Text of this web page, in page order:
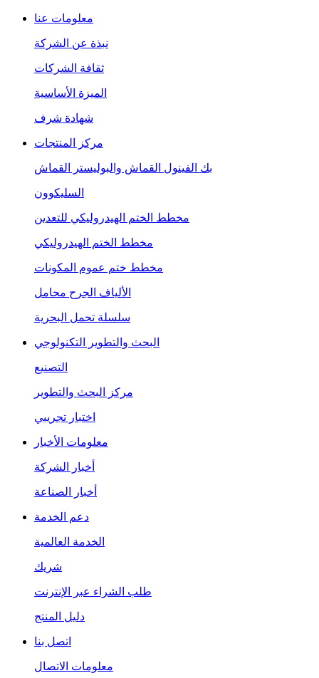
معلومات عنا
نبذة عن الشركة
ثقافة الشركات
الميزة الأساسية
شهادة شرف
مركز المنتجات
بك الفينول القماش والبوليستر القماش
السليكوون
مخطط الختم الهيدروليكي للتعدين
مخطط الختم الهيدروليكي
مخطط ختم عموم المكونات
الألياف الجرح محامل
سلسلة تحمل البحرية
البحث والتطوير التكنولوجي
التصنيع
مركز البحث والتطوير
اختبار تجريبي
معلومات الأخبار
أخبار الشركة
أخبار الصناعة
دعم الخدمة
الخدمة العالمية
شريك
طلب الشراء عبر الإنترنت
دليل المنتج
اتصل بنا
معلومات الاتصال